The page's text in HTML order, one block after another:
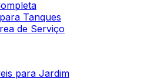
Tanques
de Serviço
para Jardim